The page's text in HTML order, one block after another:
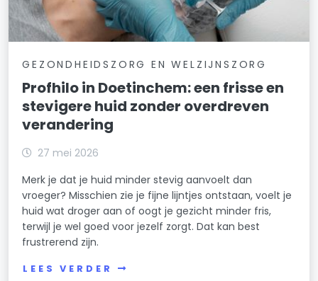
GEZONDHEIDSZORG EN WELZIJNSZORG
Profhilo in Doetinchem: een frisse en
stevigere huid zonder overdreven
verandering
27 mei 2026
Merk je dat je huid minder stevig aanvoelt dan
vroeger? Misschien zie je fijne lijntjes ontstaan, voelt je
huid wat droger aan of oogt je gezicht minder fris,
terwijl je wel goed voor jezelf zorgt. Dat kan best
frustrerend zijn.
LEES VERDER